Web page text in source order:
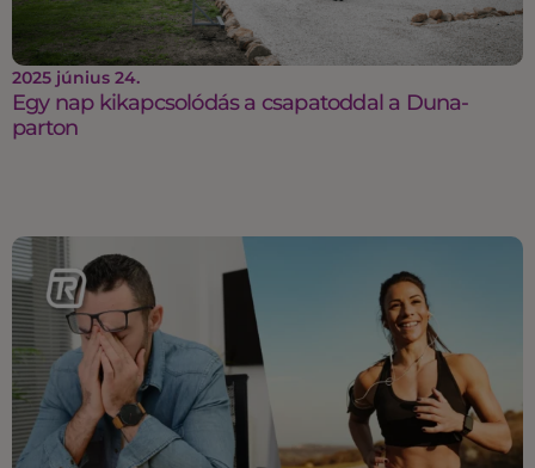
2025 június 24.
Egy nap kikapcsolódás a csapatoddal a Duna-
parton